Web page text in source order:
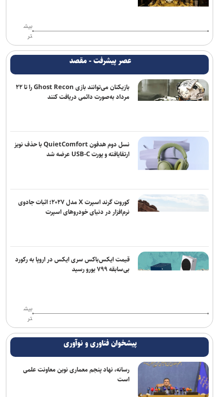
یازدهمین اجلاس وزرای فرهنگ بریکس آغاز شد
دور دوم اجرای کمدی «سندباد و فیروز» در خانه نمایش مهرگان
نامزدی بهترین فیلم و بازیگری «دوچرخه آبی» در ۲ جشنواره جهانی/
نمایش فیلم در ۳ جشنواره دیگر
بیش
تر
عصر پیشرفت - مقصد
بازیکنان می‌توانند بازی Ghost Recon را تا ۲۲
مرداد به‌صورت دائمی دریافت کنند
نسل دوم هدفون QuietComfort با حذف نویز
ارتقایافته و پورت USB-C عرضه شد
کوروت گرند اسپرت X مدل ۲۰۲۷؛ اثبات جادوی
نرم‌افزار در دنیای خودروهای اسپرت
قیمت ایکس‌باکس سری ایکس در اروپا به رکورد
بی‌سابقه ۷۹۹ یورو رسید
بیش
تر
پیشخوان فناوری و نوآوری
رسانه، نهاد پنجم معماری نوین معاونت علمی
است